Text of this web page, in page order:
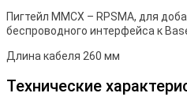
Пигтейл MMCX – RPSMA, для
беспроводного интерфейса к
Длина кабеля 260 мм
Технические